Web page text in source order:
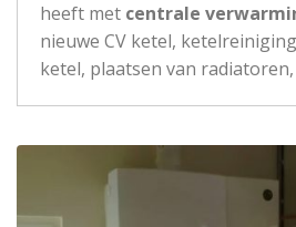
heeft met centrale
nieuwe CV ketel,
ketel, plaatsen van